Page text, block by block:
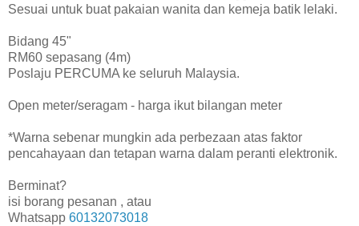
Sesuai untuk buat pakaian wanita dan kemeja batik lelaki.
Bidang 45"
RM60 sepasang (4m)
Poslaju PERCUMA ke seluruh Malaysia.
Open meter/seragam - harga ikut bilangan meter
*Warna sebenar mungkin ada perbezaan atas faktor
pencahayaan dan tetapan warna dalam peranti elektronik.
Berminat?
isi borang pesanan , atau
Whatsapp 60132073018